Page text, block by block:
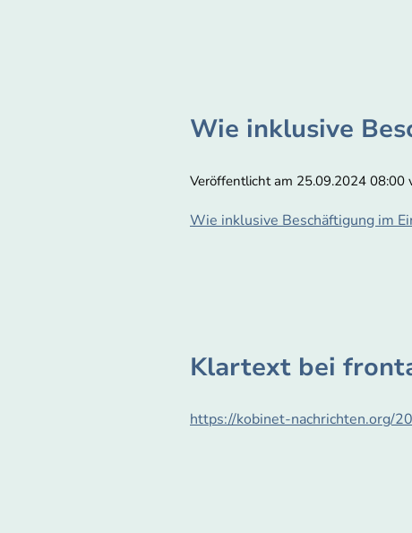
Wie inklusive
Veröffentlicht am 25.09.2024 08:00
Wie inklusive Beschäftigung im
Klartext bei
https://kobinet-nachrichten.org/